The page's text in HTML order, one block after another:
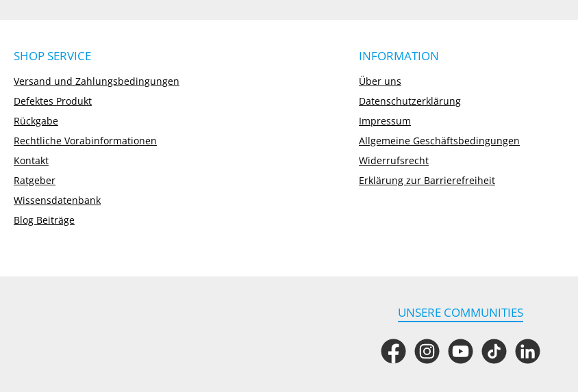
SHOP SERVICE
Versand und Zahlungsbedingungen
Defektes Produkt
Rückgabe
Rechtliche Vorabinformationen
Kontakt
Ratgeber
Wissensdatenbank
Blog Beiträge
INFORMATION
Über uns
Datenschutzerklärung
Impressum
Allgemeine Geschäftsbedingungen
Widerrufsrecht
Erklärung zur Barrierefreiheit
UNSERE COMMUNITIES
FacebookInstagramYouTubeTikTok LinkedIn